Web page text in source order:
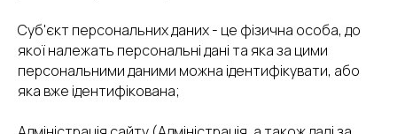
Суб'єкт персональних даних - це фізична особа, до
якої належать персональні дані та яка за цими
персональними даними можна ідентифікувати, або
яка вже ідентифікована;